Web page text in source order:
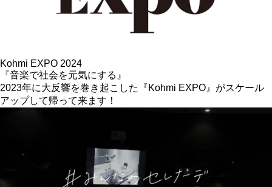
Kohmi EXPO 2024
『音楽で社会を元気にする』
2023年に大反響を巻き起こした『Kohmi EXPO』がスケール
アップして帰って来ます！